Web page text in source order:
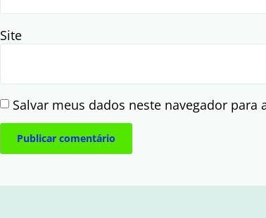
Site
Salvar meus dados neste navegador